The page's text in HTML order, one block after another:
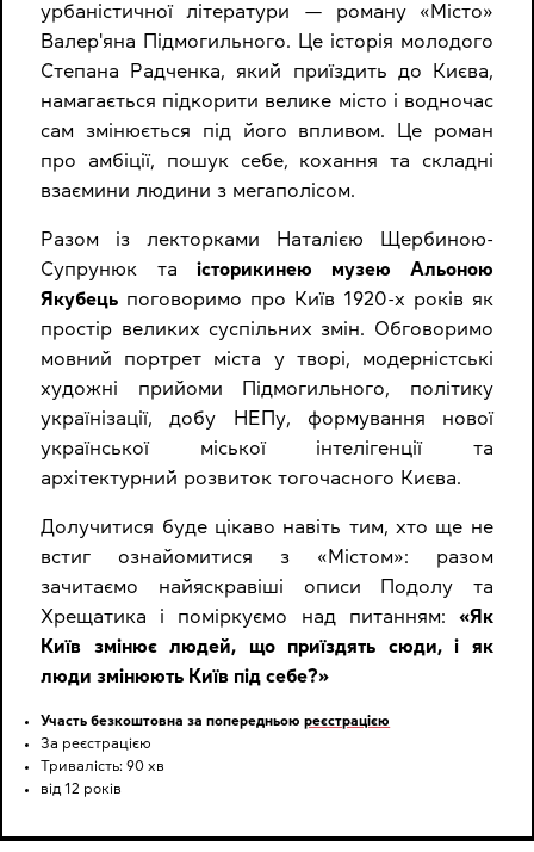
урбаністичної літератури — роману «Місто»
Валер'яна Підмогильного. Це історія молодого
Степана Радченка, який приїздить до Києва,
намагається підкорити велике місто і водночас
сам змінюється під його впливом. Це роман
про амбіції, пошук себе, кохання та складні
взаємини людини з мегаполісом.
Разом із лекторками Наталією Щербиною-
Супрунюк та історикинею музею Альоною
Якубець поговоримо про Київ 1920-х років як
простір великих суспільних змін. Обговоримо
мовний портрет міста у творі, модерністські
художні прийоми Підмогильного, політику
українізації, добу НЕПу, формування нової
української міської інтелігенції та
архітектурний розвиток тогочасного Києва.
Долучитися буде цікаво навіть тим, хто ще не
встиг ознайомитися з «Містом»: разом
зачитаємо найяскравіші описи Подолу та
Хрещатика і поміркуємо над питанням: «Як
Київ змінює людей, що приїздять сюди, і як
люди змінюють Київ під себе?»
Участь безкоштовна за попередньоюреєстрацією
За реєстрацією
Тривалість: 90 хв
від 12 років